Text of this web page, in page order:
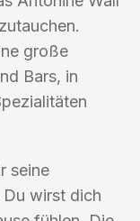
große
Bars, in
seine
wirst dich